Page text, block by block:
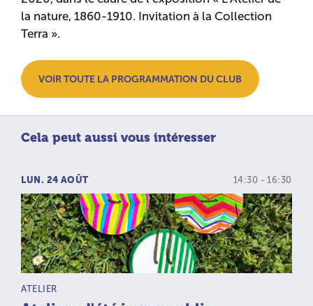
la nature, 1860-1910. Invitation à la Collection
Terra ».
VOIR TOUTE LA PROGRAMMATION DU CLUB
Cela peut aussi vous intéresser
LUN. 24 AOÛT 14:30 - 16:30
TYPE D’ACTIVITÉ :
ATELIER